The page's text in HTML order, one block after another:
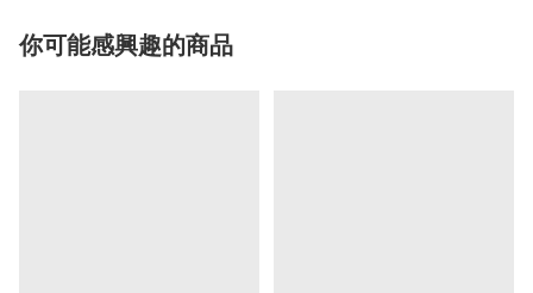
你可能感興趣的商品